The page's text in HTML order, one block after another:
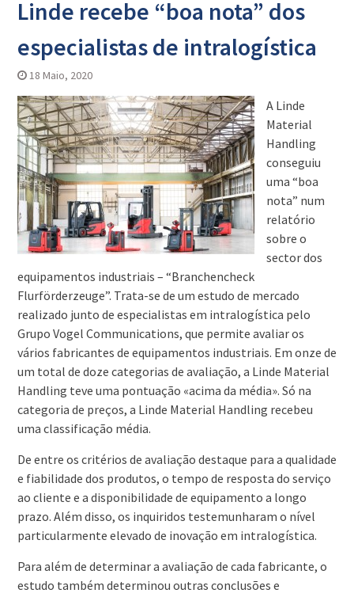
Linde recebe “boa nota” dos
especialistas de intralogística
18 Maio, 2020
A Linde
Material
Handling
conseguiu
uma “boa
nota” num
relatório
sobre o
sector dos
equipamentos industriais – “Branchencheck
Flurförderzeuge”. Trata-se de um estudo de mercado
realizado junto de especialistas em intralogística pelo
Grupo Vogel Communications, que permite avaliar os
vários fabricantes de equipamentos industriais. Em onze de
um total de doze categorias de avaliação, a Linde Material
Handling teve uma pontuação «acima da média». Só na
categoria de preços, a Linde Material Handling recebeu
uma classificação média.
De entre os critérios de avaliação destaque para a qualidade
e fiabilidade dos produtos, o tempo de resposta do serviço
ao cliente e a disponibilidade de equipamento a longo
prazo. Além disso, os inquiridos testemunharam o nível
particularmente elevado de inovação em intralogística.
Para além de determinar a avaliação de cada fabricante, o
estudo também determinou outras conclusões e